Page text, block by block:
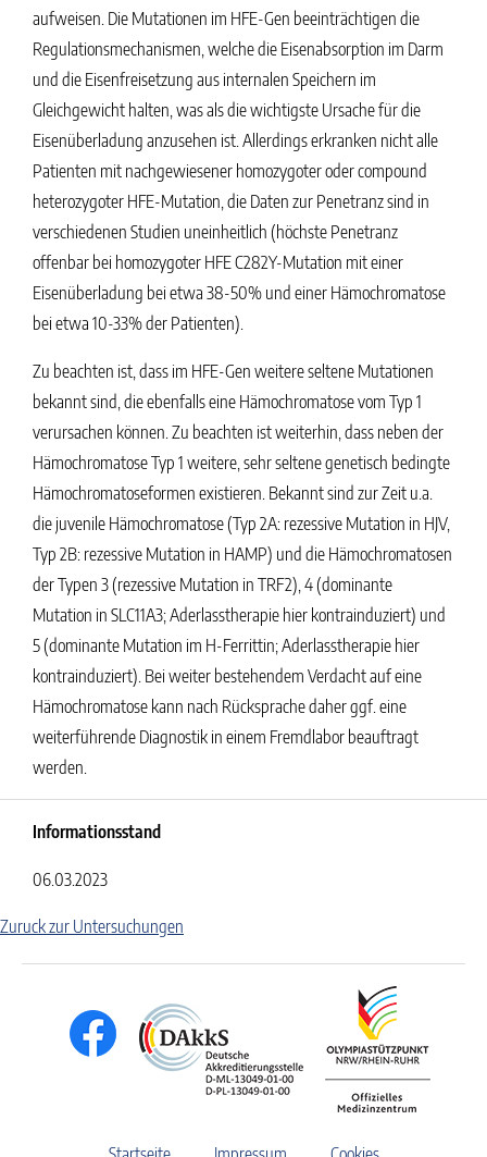
aufweisen. Die Mutationen im HFE-Gen beeinträchtigen die
Regulationsmechanismen, welche die Eisenabsorption im Darm
und die Eisenfreisetzung aus internalen Speichern im
Gleichgewicht halten, was als die wichtigste Ursache für die
Eisenüberladung anzusehen ist. Allerdings erkranken nicht alle
Patienten mit nachgewiesener homozygoter oder compound
heterozygoter HFE-Mutation, die Daten zur Penetranz sind in
verschiedenen Studien uneinheitlich (höchste Penetranz
offenbar bei homozygoter HFE C282Y-Mutation mit einer
Eisenüberladung bei etwa 38-50% und einer Hämochromatose
bei etwa 10-33% der Patienten).
Zu beachten ist, dass im HFE-Gen weitere seltene Mutationen
bekannt sind, die ebenfalls eine Hämochromatose vom Typ 1
verursachen können. Zu beachten ist weiterhin, dass neben der
Hämochromatose Typ 1 weitere, sehr seltene genetisch bedingte
Hämochromatoseformen existieren. Bekannt sind zur Zeit u.a.
die juvenile Hämochromatose (Typ 2A: rezessive Mutation in HJV,
Typ 2B: rezessive Mutation in HAMP) und die Hämochromatosen
der Typen 3 (rezessive Mutation in TRF2), 4 (dominante
Mutation in SLC11A3; Aderlasstherapie hier kontrainduziert) und
5 (dominante Mutation im H-Ferrittin; Aderlasstherapie hier
kontrainduziert). Bei weiter bestehendem Verdacht auf eine
Hämochromatose kann nach Rücksprache daher ggf. eine
weiterführende Diagnostik in einem Fremdlabor beauftragt
werden.
Informationsstand
06.03.2023
Zuruck zur Untersuchungen